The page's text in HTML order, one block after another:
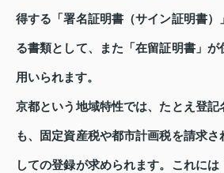
得する「署名証明書（サイン証明書）
る書類として、また「在留証明書」が
用いられます。
京都という地域特性では、たとえ登記
も、固定資産税や都市計画税を請求さ
しての登録が求められます。これに